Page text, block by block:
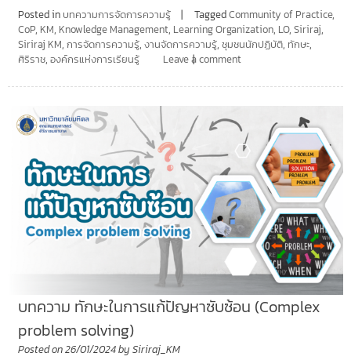
Posted in บทความการจัดการความรู้ TaggedCommunity of Practice,
CoP, KM, Knowledge Management, Learning Organization, LO, Siriraj,
Siriraj KM, การจัดการความรู้, งานจัดการความรู้, ชุมชนนักปฏิบัติ, ทักษะ,
ศิริราช, องค์กรแห่งการเรียนรู้ Leave a comment
บทความ ทักษะในการแก้ปัญหาซับซ้อน (Complex
problem solving)
Posted on26/01/2024by Siriraj_KM